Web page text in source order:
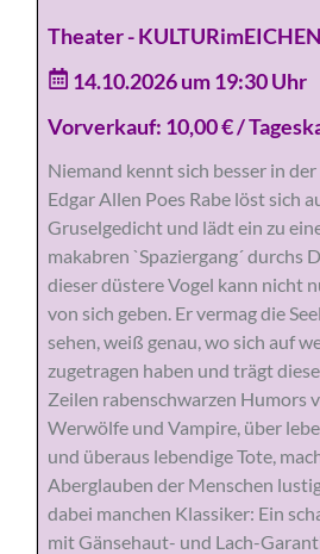
Theater -
14.10.2026 um 19:30 Uhr
Vorverkauf: 10,00 € /
Niemand kennt sich besser in
Edgar Allen Poes Rabe löst sich
Gruselgedicht und lädt ein zu
makabren `Spaziergang´ durchs
dieser düstere Vogel kann nicht
von sich geben. Er vermag die
sehen, weiß genau, wo sich auf
zugetragen haben und trägt
Zeilen rabenschwarzen Humors
Werwölfe und Vampire, über
und überaus lebendige Tote,
Aberglauben der Menschen
dabei manchen Klassiker: Ein
mit Gänsehaut- und Lach-